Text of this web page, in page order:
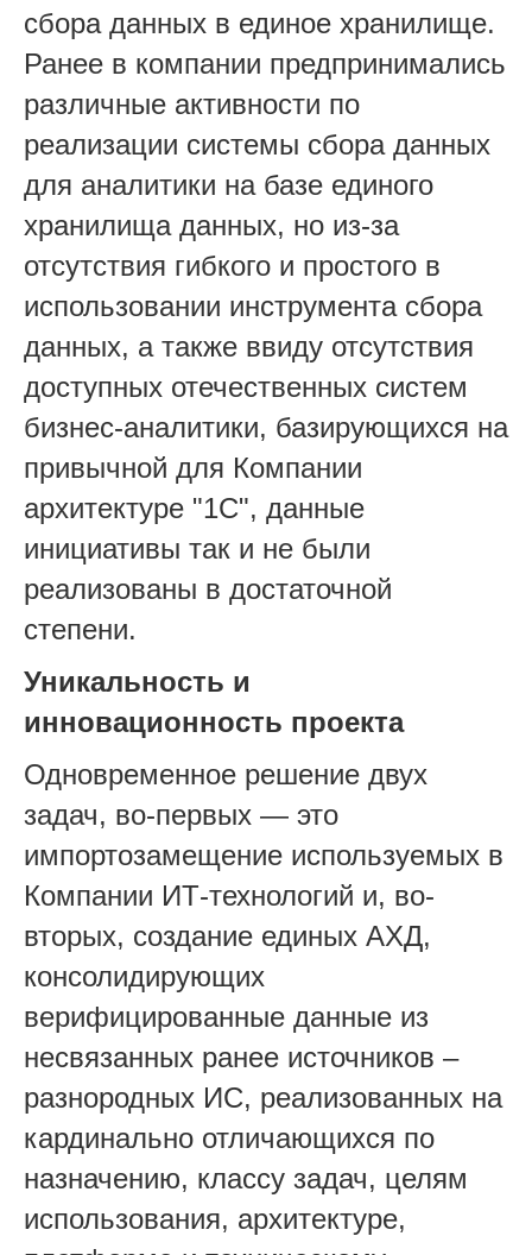
сбора данных в единое хранилище.
Ранее в компании предпринимались
различные активности по
реализации системы сбора данных
для аналитики на базе единого
хранилища данных, но из-за
отсутствия гибкого и простого в
использовании инструмента сбора
данных, а также ввиду отсутствия
доступных отечественных систем
бизнес-аналитики, базирующихся на
привычной для Компании
архитектуре "1С", данные
инициативы так и не были
реализованы в достаточной
степени.
Уникальность и
инновационность проекта
Одновременное решение двух
задач, во-первых — это
импортозамещение используемых в
Компании ИТ-технологий и, во-
вторых, создание единых АХД,
консолидирующих
верифицированные данные из
несвязанных ранее источников –
разнородных ИС, реализованных на
кардинально отличающихся по
назначению, классу задач, целям
использования, архитектуре,